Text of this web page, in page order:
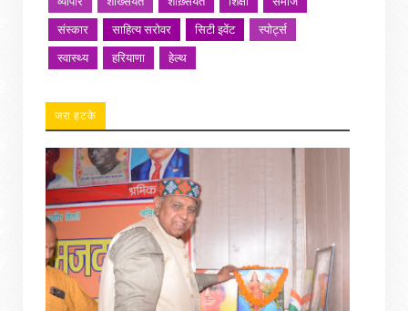
संस्कार
साहित्य सरोवर सिटी इवेंट
स्पोर्ट्स
स्वास्थ्य
हरियाणा हेल्थ
जरा हटके